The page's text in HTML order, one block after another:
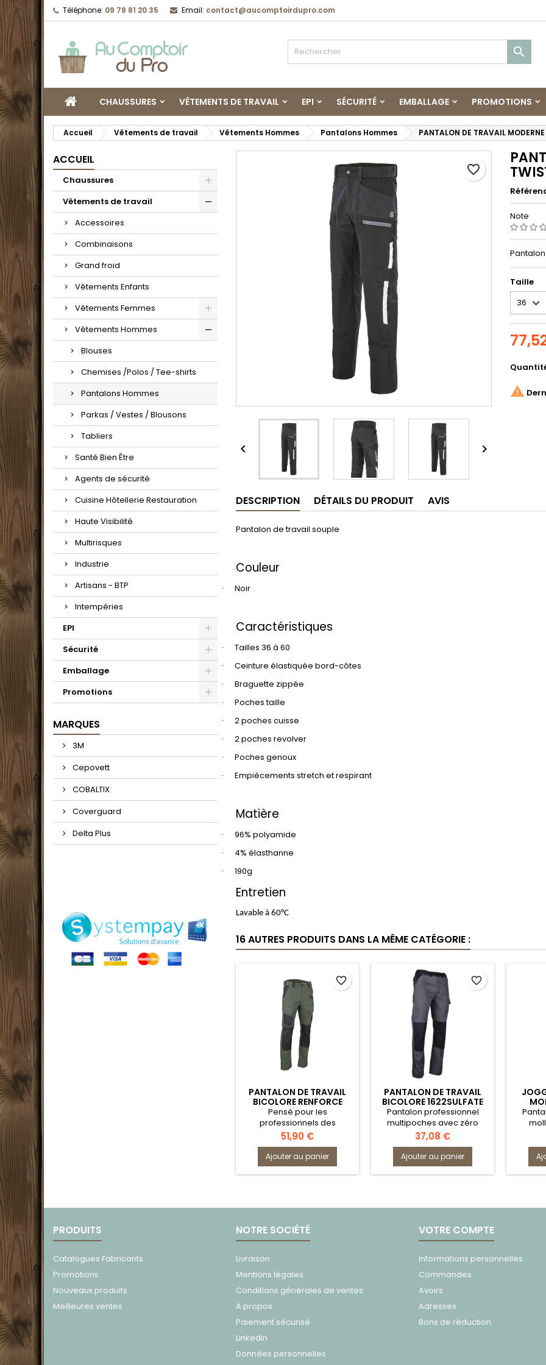
Téléphone: 09 78 81 20 35 Email: contact@aucomptoirdupro.com

CHAUSSURES VÊTEMENTS DE TRAVAIL EPI SÉCURITÉ EMBALLAGE PROMOTIONS
Accueil Vêtements de travail Vêtements Hommes Pantalons Hommes PANTALON DE TRAVAIL
ACCUEIL
Chaussures
Vêtements de travail
Accessoires
Combinaisons
Grand froid
Vêtements Enfants
Vêtements Femmes
Vêtements Hommes
Blouses
Chemises /Polos / Tee-shirts
Pantalons Hommes
Parkas / Vestes / Blousons
Tabliers
Santé Bien Être
Agents de sécurité
Cuisine Hôtellerie Restauration
Haute Visibilité
Multirisques
Industrie
Artisans - BTP
Intempéries
EPI
Sécurité
Emballage
Promotions
MARQUES
3M
Cepovett
COBALTIX
Coverguard
Delta Plus
favorite_border
 
Note
Taille

DESCRIPTION DÉTAILS DU PRODUIT AVIS
Pantalon de travail souple
Couleur
· Noir
Caractéristiques
· Tailles 36 à 60
· Ceinture élastiquée bord-côtes
· Braguette zippée
· Poches taille
· 2 poches cuisse
· 2 poches revolver
· Poches genoux
· Empiècements stretch et respirant
Matière
· 96% polyamide
· 4% élasthanne
· 190g
Entretien
Lavable à 60°C
16 AUTRES PRODUITS DANS LA MÊME CATÉGORIE :
PANTALON DE TRAVAIL
BICOLORE RENFORCE
STRETCH MULTIPOCHES
ET POCHES GENOUILLERES
1861 MEMORY
Pensé pour les
professionnels des
espaces verts, ce pantalon
stretch vous permet de
bouger librement. Ses
poches genouillères
renforcées, normées EN
sol. Ses renforts
stratégiques assurent une
résistance aux accrocs,
pour une durabilité
prolongée. Pratique, il
dispose de nombreuses
poches pour garder...
Prix
51,90 €
Ajouter au panier
favorite_border
PANTALON DE TRAVAIL
BICOLORE 1622SULFATE
Pantalon professionnel
multipoches avec zéro
métal
Prix
37,08 €
Ajouter au panier
favorite_border
PRODUITS
Catalogues Fabricants
Promotions
Nouveaux produits
Meilleures ventes
NOTRE SOCIÉTÉ
Livraison
Mentions légales
Conditions générales de ventes
A propos
Paiement sécurisé
LinkedIn
Données personnelles
VOTRE COMPTE
Informations personnelles
Commandes
Avoirs
Adresses
Bons de réduction